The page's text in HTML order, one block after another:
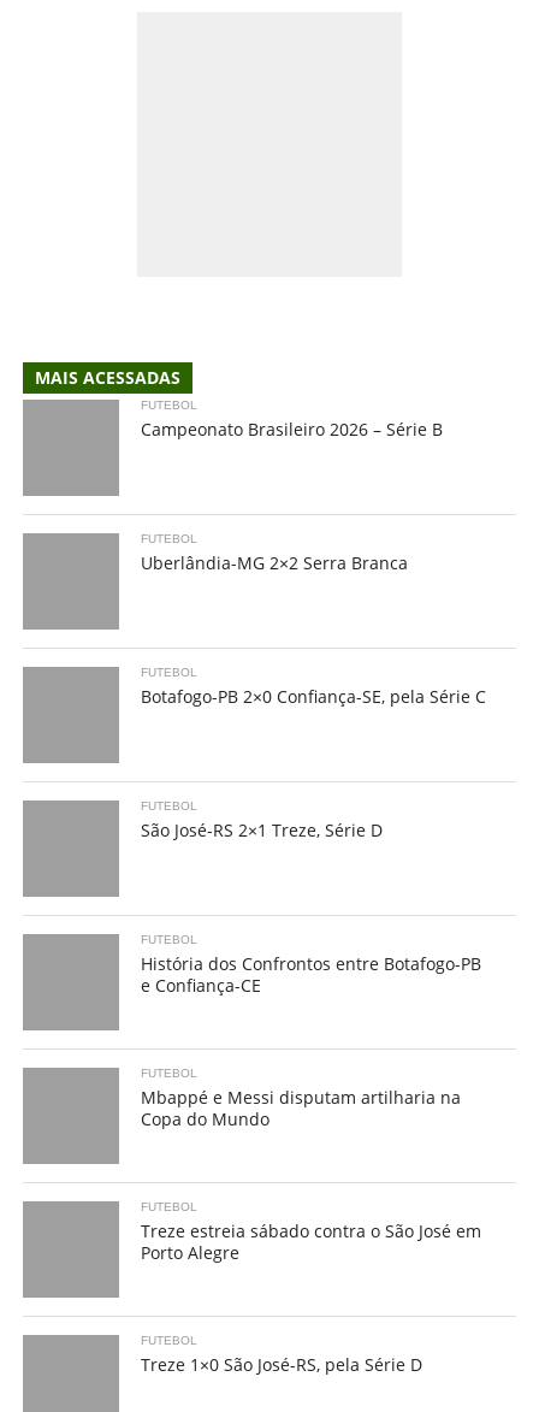
MAIS ACESSADAS
FUTEBOL
Campeonato Brasileiro 2026 – Série B
FUTEBOL
Uberlândia-MG 2×2 Serra Branca
FUTEBOL
Botafogo-PB 2×0 Confiança-SE, pela Série C
FUTEBOL
São José-RS 2×1 Treze, Série D
FUTEBOL
História dos Confrontos entre Botafogo-PB
e Confiança-CE
FUTEBOL
Mbappé e Messi disputam artilharia na
Copa do Mundo
FUTEBOL
Treze estreia sábado contra o São José em
Porto Alegre
FUTEBOL
Treze 1×0 São José-RS, pela Série D